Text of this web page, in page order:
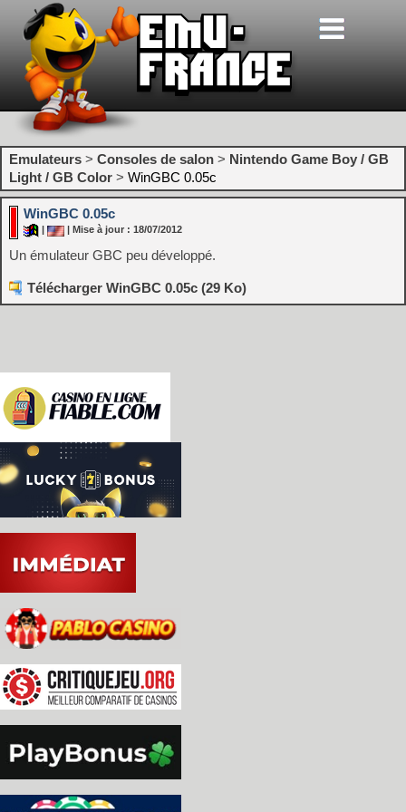
Emulateurs > Consoles de salon > Nintendo Game Boy / GB
Light / GB Color > WinGBC 0.05c
WinGBC 0.05c
| Mise à jour : 18/07/2012
Un émulateur GBC peu développé.
Télécharger WinGBC 0.05c (29 Ko)